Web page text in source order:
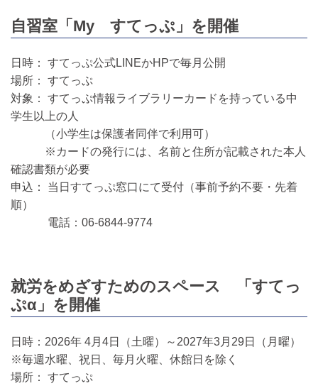
自習室「My すてっぷ」を開催
日時： すてっぷ公式LINEかHPで毎月公開
場所： すてっぷ
対象： すてっぷ情報ライブラリーカードを持っている中
学生以上の人
（小学生は保護者同伴で利用可）
※カードの発行には、名前と住所が記載された本人
確認書類が必要
申込： 当日すてっぷ窓口にて受付（事前予約不要・先着
順）
電話：06-6844-9774
就労をめざすためのスペース 「すてっ
ぷα」を開催
日時：2026年 4月4日（土曜）～2027年3月29日（月曜）
※毎週水曜、祝日、毎月火曜、休館日を除く
場所： すてっぷ